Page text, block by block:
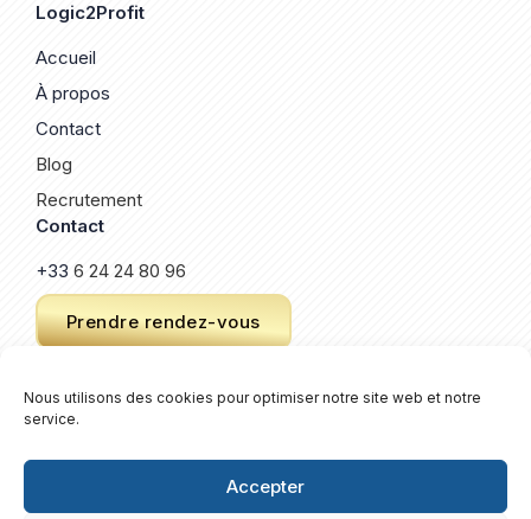
Nous utilisons des cookies pour optimiser notre site web et notre
service.
Accepter
Logic2Profit
Accueil
À propos
Contact
Blog
Recrutement
Contact
+33 6 24 24 80 96
Prendre rendez-vous
© 2026 Logic2Profit. Un site créé par
Plan de site